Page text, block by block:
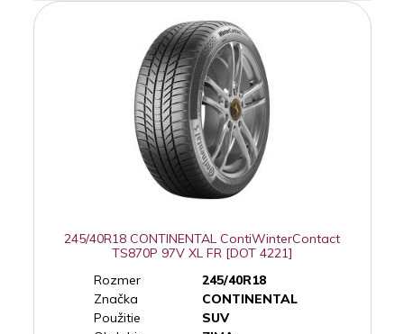
245/40R18 CONTINENTAL ContiWinterContact
TS870P 97V XL FR [DOT 4221]
Rozmer
245/40R18
Značka
CONTINENTAL
Použitie
SUV